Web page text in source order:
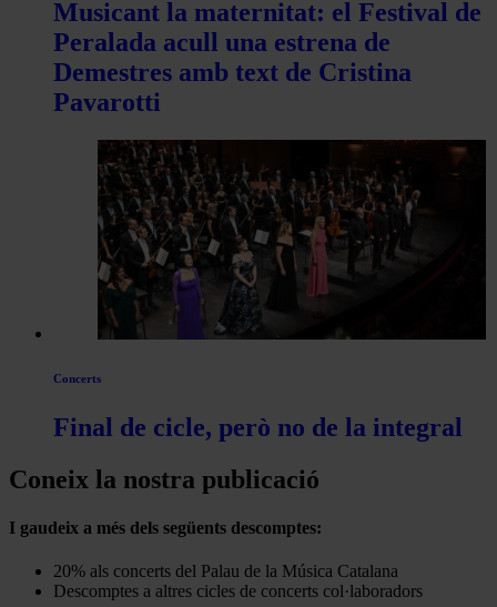
Musicant la maternitat: el Festival de
Peralada acull una estrena de
Demestres amb text de Cristina
Pavarotti
Concerts
Final de cicle, però no de la integral
Coneix la nostra publicació
I gaudeix a més dels següents descomptes:
20% als concerts del Palau de la Música Catalana
Descomptes a altres cicles de concerts col·laboradors